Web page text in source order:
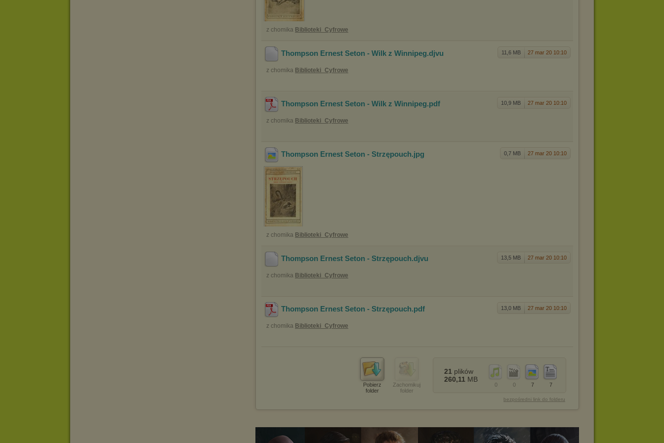
z chomika Biblioteki_Cyfrowe
11,6 MB 27 mar 20 10:10
Thompson Ernest Seton - Wilk z Winnipeg.djvu
z chomika Biblioteki_Cyfrowe
10,9 MB 27 mar 20 10:10
Thompson Ernest Seton - Wilk z Winnipeg.pdf
z chomika Biblioteki_Cyfrowe
0,7 MB 27 mar 20 10:10
Thompson Ernest Seton - Strzępouch.jpg
z chomika Biblioteki_Cyfrowe
13,5 MB 27 mar 20 10:10
Thompson Ernest Seton - Strzępouch.djvu
z chomika Biblioteki_Cyfrowe
13,0 MB 27 mar 20 10:10
Thompson Ernest Seton - Strzępouch.pdf
z chomika Biblioteki_Cyfrowe
Pobierz
folder
Zachomikuj
folder
7
7
0
0
21 plików
260,11 MB
bezpośredni link do folderu